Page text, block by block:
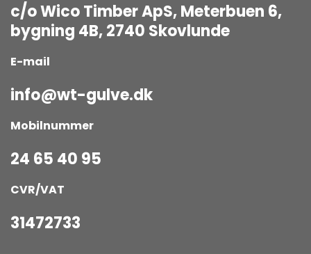
c/o Wico Timber ApS, Meterbuen 6,
bygning 4B, 2740 Skovlunde
E-mail
info@wt-gulve.dk
Mobilnummer
24 65 40 95
CVR/VAT
31472733